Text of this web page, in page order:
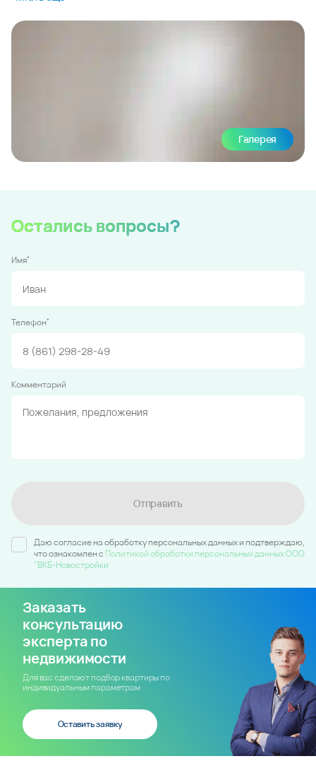
Галерея
Остались вопросы?
Имя*
Телефон*
Комментарий
Отправить
Даю согласие на обработку персональных данных и подтверждаю,
что ознакомлен c Политикой обработки персональных данных ООО
"ВКБ-Новостройки
Заказать
консультацию
эксперта по
недвижимости
Для вас сделают подбор квартиры по
индивидуальным параметрам
Оставить заявку